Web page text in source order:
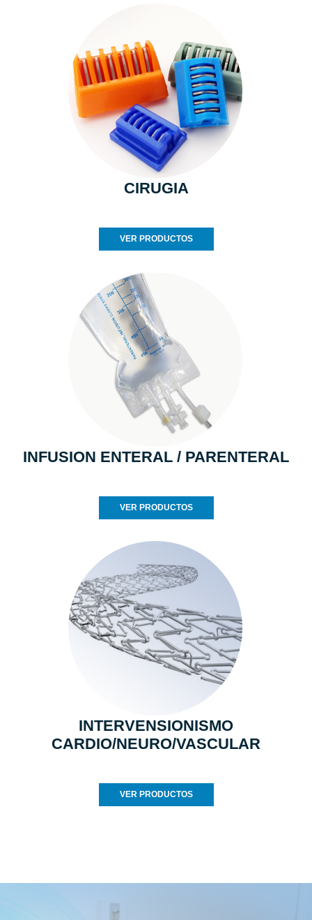
CIRUGIA
VER PRODUCTOS
INFUSION ENTERAL / PARENTERAL
VER PRODUCTOS
INTERVENSIONISMO
CARDIO/NEURO/VASCULAR
VER PRODUCTOS